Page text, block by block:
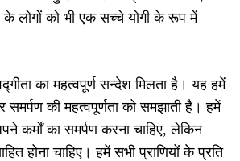
लोगों को भी एक सच्चे योगी के रूप में
का महत्वपूर्ण सन्देश मिलता है। यह हमें
समर्पण की महत्वपूर्णता को समझाती है। हमें
कर्मों का समर्पण करना चाहिए, लेकिन
होना चाहिए। हमें सभी प्राणियों के प्रति